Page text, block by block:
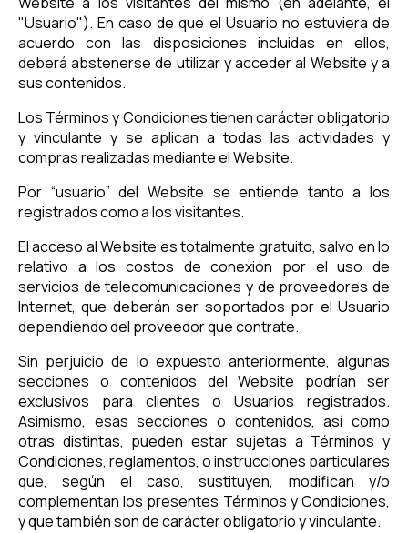
"Usuario"). En caso de que el Usuario no estuviera de
acuerdo con las disposiciones incluidas en ellos,
deberá abstenerse de utilizar y acceder al Website y a
sus contenidos.
Los Términos y Condiciones tienen carácter obligatorio
y vinculante y se aplican a todas las actividades y
compras realizadas mediante el Website.
Por “usuario” del Website se entiende tanto a los
registrados como a los visitantes.
El acceso al Website es totalmente gratuito, salvo en lo
relativo a los costos de conexión por el uso de
servicios de telecomunicaciones y de proveedores de
Internet, que deberán ser soportados por el Usuario
dependiendo del proveedor que contrate.
Sin perjuicio de lo expuesto anteriormente, algunas
secciones o contenidos del Website podrían ser
exclusivos para clientes o Usuarios registrados.
Asimismo, esas secciones o contenidos, así como
otras distintas, pueden estar sujetas a Términos y
Condiciones, reglamentos, o instrucciones particulares
que, según el caso, sustituyen, modifican y/o
complementan los presentes Términos y Condiciones,
y que también son de carácter obligatorio y vinculante.